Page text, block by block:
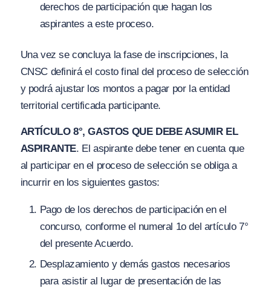
derechos de participación que hagan los
aspirantes a este proceso.
Una vez se concluya la fase de inscripciones, la
CNSC definirá el costo final del proceso de selección
y podrá ajustar los montos a pagar por la entidad
territorial certificada participante.
ARTÍCULO 8°, GASTOS QUE DEBE ASUMIR EL
ASPIRANTE. El aspirante debe tener en cuenta que
al participar en el proceso de selección se obliga a
incurrir en los siguientes gastos:
Pago de los derechos de participación en el
concurso, conforme el numeral 1o del artículo 7°
del presente Acuerdo.
Desplazamiento y demás gastos necesarios
para asistir al lugar de presentación de las